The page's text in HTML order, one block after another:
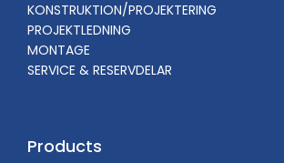
KONSTRUKTION/PROJEKTERING
PROJEKTLEDNING
MONTAGE
SERVICE & RESERVDELAR
Products